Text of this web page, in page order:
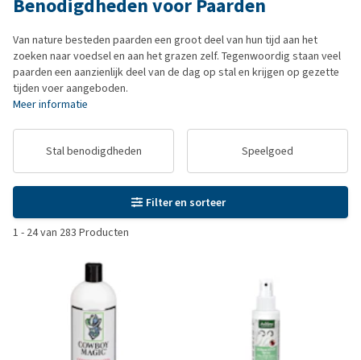
Benodigdheden voor Paarden
Van nature besteden paarden een groot deel van hun tijd aan het
zoeken naar voedsel en aan het grazen zelf. Tegenwoordig staan veel
paarden een aanzienlijk deel van de dag op stal en krijgen op gezette
tijden voer aangeboden.
Meer informatie
Stal benodigdheden Speelgoed
Filter en sorteer
1 - 24van 283 Producten